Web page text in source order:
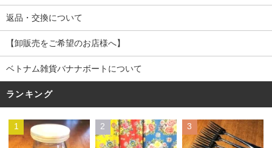
返品・交換について
【卸販売をご希望のお店様へ】
ベトナム雑貨バナナボートについて
ランキング
1 2 3